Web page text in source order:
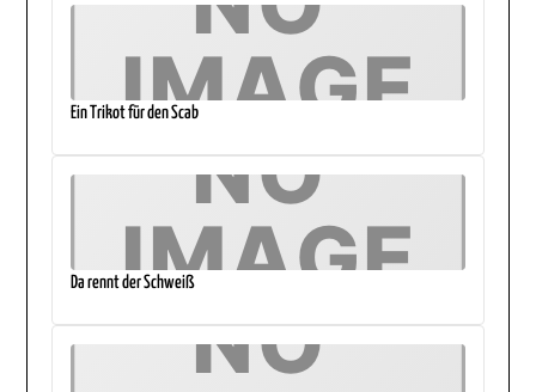
Ein Trikot für den Scab
Da rennt der Schweiß